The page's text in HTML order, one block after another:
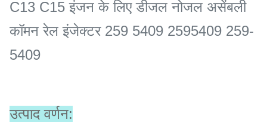
C13 C15 इंजन के लिए डीजल नोजल असेंबली
कॉमन रेल इंजेक्टर 259 5409 2595409 259-
5409
उत्पाद वर्णन: